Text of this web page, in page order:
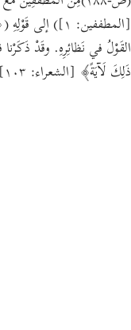
القَوْلُ في نَظائِرِهِ. وقَدْ
ذَلِكَ لَآيَةً﴾ [الشعراء: ١٠٣]) إلَخْ.